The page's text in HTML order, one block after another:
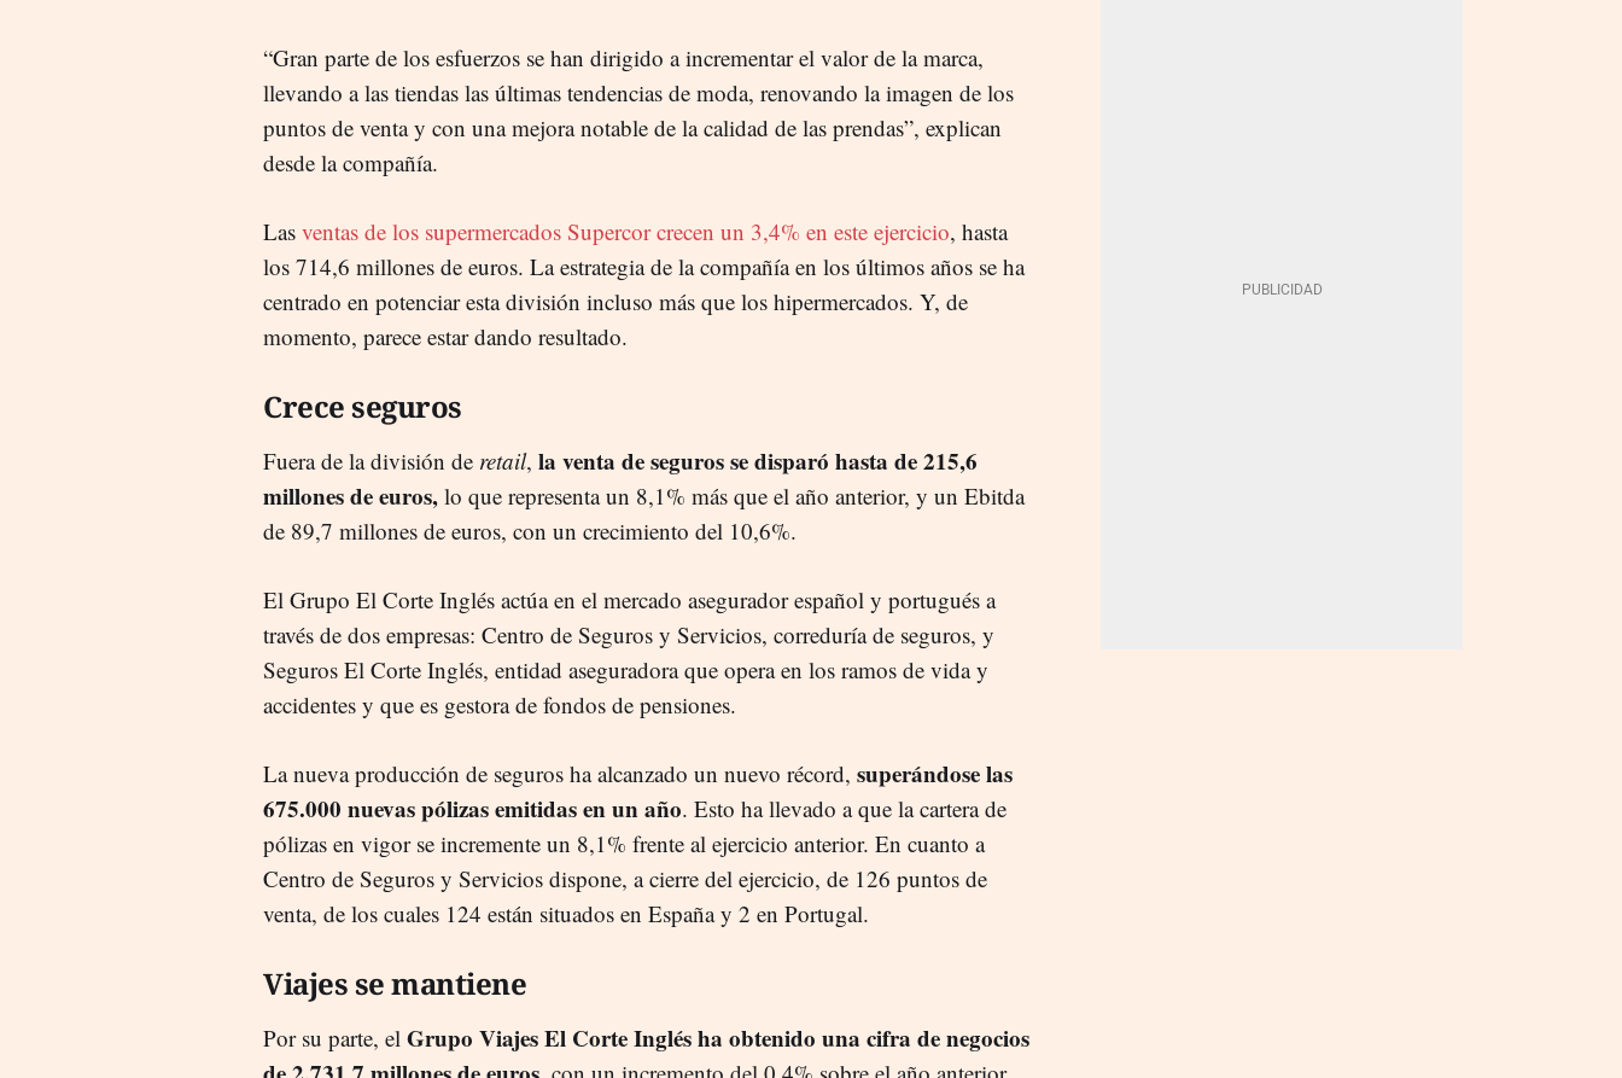
“Gran parte de los esfuerzos se han dirigido a incrementar el valor de la marca,
llevando a las tiendas las últimas tendencias de moda, renovando la imagen de los
puntos de venta y con una mejora notable de la calidad de las prendas”, explican
desde la compañía.
Las ventas de los supermercados Supercor crecen un 3,4% en este ejercicio, hasta
los 714,6 millones de euros. La estrategia de la compañía en los últimos años se ha
centrado en potenciar esta división incluso más que los hipermercados. Y, de
momento, parece estar dando resultado.
Crece seguros
Fuera de la división de retail, la venta de seguros se disparó hasta de 215,6
millones de euros, lo que representa un 8,1% más que el año anterior, y un Ebitda
de 89,7 millones de euros, con un crecimiento del 10,6%.
El Grupo El Corte Inglés actúa en el mercado asegurador español y portugués a
través de dos empresas: Centro de Seguros y Servicios, correduría de seguros, y
Seguros El Corte Inglés, entidad aseguradora que opera en los ramos de vida y
accidentes y que es gestora de fondos de pensiones.
La nueva producción de seguros ha alcanzado un nuevo récord, superándose las
675.000 nuevas pólizas emitidas en un año. Esto ha llevado a que la cartera de
pólizas en vigor se incremente un 8,1% frente al ejercicio anterior. En cuanto a
Centro de Seguros y Servicios dispone, a cierre del ejercicio, de 126 puntos de
venta, de los cuales 124 están situados en España y 2 en Portugal.
Viajes se mantiene
Por su parte, el Grupo Viajes El Corte Inglés ha obtenido una cifra de negocios